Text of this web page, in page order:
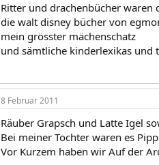
Ritter und drachenbücher waren
die walt disney bücher von
mein grösster mächenschatz
und sämtliche kinderlexikas und
8 Februar 2011
Räuber Grapsch und Latte Igel
Bei meiner Tochter waren es
Vor Kurzem haben wir Auf der